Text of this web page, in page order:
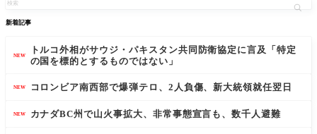
新着記事
NEW
トルコ外相がサウジ・パキスタン共同防衛協定に言及「特定
の国を標的とするものではない」
NEW コロンビア南西部で爆弾テロ、2人負傷、新大統領就任翌日
NEW カナダBC州で山火事拡大、非常事態宣言も、数千人避難